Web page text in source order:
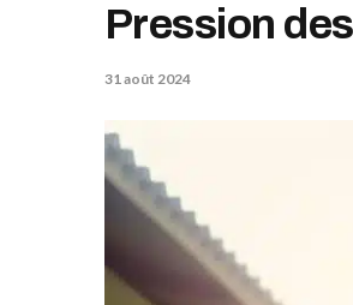
Pression
31 août 2024